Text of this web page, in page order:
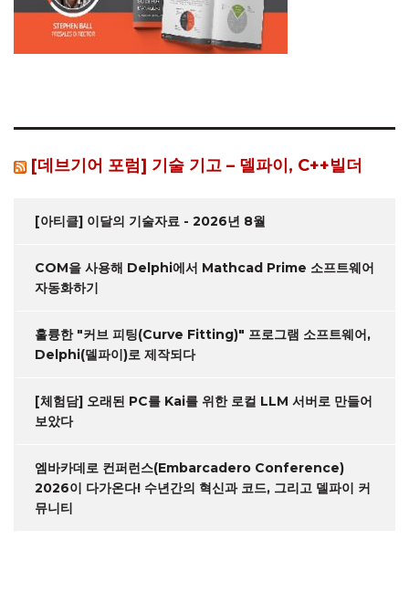
[데브기어 포럼] 기술 기고 – 델파이, C++빌더
[아티클] 이달의 기술자료 - 2026년 8월
COM을 사용해 Delphi에서 Mathcad Prime 소프트웨어
자동화하기
훌륭한 "커브 피팅(Curve Fitting)" 프로그램 소프트웨어,
Delphi(델파이)로 제작되다
[체험담] 오래된 PC를 Kai를 위한 로컬 LLM 서버로 만들어
보았다
엠바카데로 컨퍼런스(Embarcadero Conference)
2026이 다가온다! 수년간의 혁신과 코드, 그리고 델파이 커
뮤니티